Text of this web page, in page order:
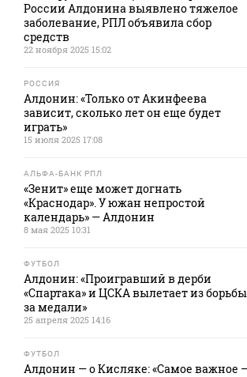
России Алдонина выявлено тяжелое
заболевание, РПЛ объявила сбор
средств
22 ноября 2025 15:02
РОССИЯ
Алдонин: «Только от Акинфеева
зависит, сколько лет он еще будет
играть»
15 июля 2025 17:08
АЛЬФА-БАНК РПЛ
«Зенит» еще может догнать
«Краснодар». У южан непростой
календарь» — Алдонин
8 мая 2025 10:31
ФУТБОЛ
Алдонин: «Проигравший в дерби
«Спартака» и ЦСКА вылетает из борьбы
за медали»
25 апреля 2025 14:16
ФУТБОЛ
Алдонин — о Кисляке: «Самое важное